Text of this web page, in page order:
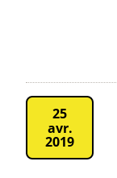
25
avr.
2019